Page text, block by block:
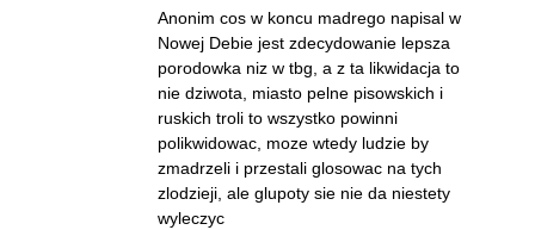
Anonim cos w koncu madrego napisal w
Nowej Debie jest zdecydowanie lepsza
porodowka niz w tbg, a z ta likwidacja to
nie dziwota, miasto pelne pisowskich i
ruskich troli to wszystko powinni
polikwidowac, moze wtedy ludzie by
zmadrzeli i przestali glosowac na tych
zlodzieji, ale glupoty sie nie da niestety
wyleczyc